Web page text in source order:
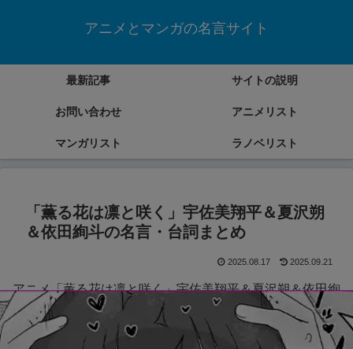
アニメとマンガの名言サイト
最新記事 サイトの説明
お問い合わせ アニメリスト
マンガリスト ラノベリスト
「薫る花は凛と咲く」宇佐美翔平＆夏沢朔
＆依田絢斗の名言・台詞まとめ
2025.08.17 2025.09.21
アニメ「薫る花は凛と咲く」宇佐美翔平＆夏沢朔＆依田絢
斗の名言・台詞をまとめていきます。